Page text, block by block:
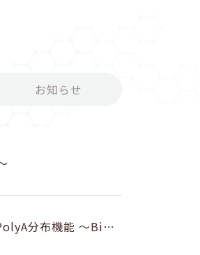
お知らせ
分布機能 ～Biol